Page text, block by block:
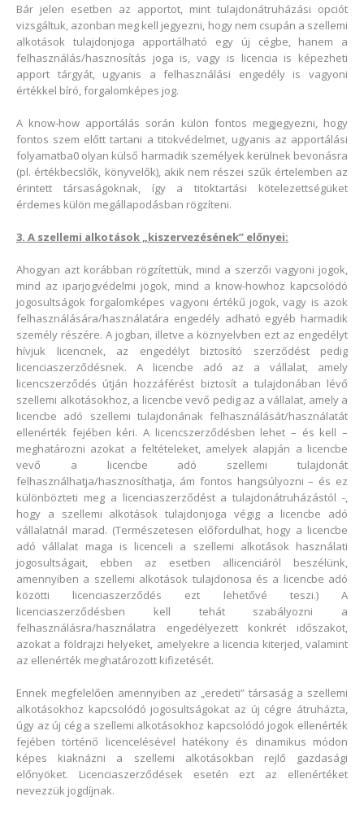
Bár jelen esetben az apportot, mint tulajdonátruházási opciót
vizsgáltuk, azonban meg kell jegyezni, hogy nem csupán a szellemi
alkotások tulajdonjoga apportálható egy új cégbe, hanem a
felhasználás/hasznosítás joga is, vagy is licencia is képezheti
apport tárgyát, ugyanis a felhasználási engedély is vagyoni
értékkel bíró, forgalomképes jog.
A know-how apportálás során külön fontos megjegyezni, hogy
fontos szem előtt tartani a titokvédelmet, ugyanis az apportálási
folyamatba0 olyan külső harmadik személyek kerülnek bevonásra
(pl. értékbecslők, könyvelők), akik nem részei szűk értelemben az
érintett társaságoknak, így a titoktartási kötelezettségüket
érdemes külön megállapodásban rögzíteni.
3. A szellemi alkotások „kiszervezésének” előnyei:
Ahogyan azt korábban rögzítettük, mind a szerzői vagyoni jogok,
mind az iparjogvédelmi jogok, mind a know-howhoz kapcsolódó
jogosultságok forgalomképes vagyoni értékű jogok, vagy is azok
felhasználására/használatára engedély adható egyéb harmadik
személy részére. A jogban, illetve a köznyelvben ezt az engedélyt
hívjuk licencnek, az engedélyt biztosító szerződést pedig
licenciaszerződésnek. A licencbe adó az a vállalat, amely
licencszerződés útján hozzáférést biztosít a tulajdonában lévő
szellemi alkotásokhoz, a licencbe vevő pedig az a vállalat, amely a
licencbe adó szellemi tulajdonának felhasználását/használatát
ellenérték fejében kéri. A licencszerződésben lehet – és kell –
meghatározni azokat a feltételeket, amelyek alapján a licencbe
vevő a licencbe adó szellemi tulajdonát
felhasználhatja/hasznosíthatja, ám fontos hangsúlyozni – és ez
különbözteti meg a licenciaszerződést a tulajdonátruházástól -,
hogy a szellemi alkotások tulajdonjoga végig a licencbe adó
vállalatnál marad. (Természetesen előfordulhat, hogy a licencbe
adó vállalat maga is licenceli a szellemi alkotások használati
jogosultságait, ebben az esetben allicenciáról beszélünk,
amennyiben a szellemi alkotások tulajdonosa és a licencbe adó
közötti licenciaszerződés ezt lehetővé teszi.) A
licenciaszerződésben kell tehát szabályozni a
felhasználásra/használatra engedélyezett konkrét időszakot,
azokat a földrajzi helyeket, amelyekre a licencia kiterjed, valamint
az ellenérték meghatározott kifizetését.
Ennek megfelelően amennyiben az „eredeti” társaság a szellemi
alkotásokhoz kapcsolódó jogosultságokat az új cégre átruházta,
úgy az új cég a szellemi alkotásokhoz kapcsolódó jogok ellenérték
fejében történő licencelésével hatékony és dinamikus módon
képes kiaknázni a szellemi alkotásokban rejlő gazdasági
előnyöket. Licenciaszerződések esetén ezt az ellenértéket
nevezzük jogdíjnak.